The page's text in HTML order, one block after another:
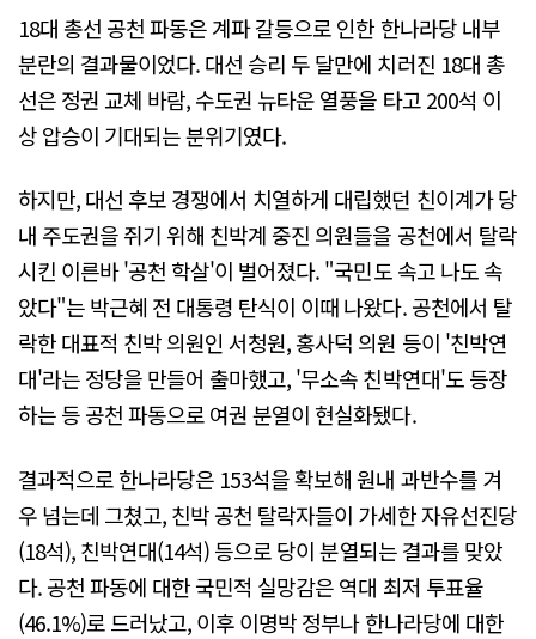
18대 총선 공천 파동은 계파 갈등으로 인한 한나라당 내부
분란의 결과물이었다. 대선 승리 두 달만에 치러진 18대 총
선은 정권 교체 바람, 수도권 뉴타운 열풍을 타고 200석 이
상 압승이 기대되는 분위기였다.
하지만, 대선 후보 경쟁에서 치열하게 대립했던 친이계가 당
내 주도권을 쥐기 위해 친박계 중진 의원들을 공천에서 탈락
시킨 이른바 '공천 학살'이 벌어졌다. "국민도 속고 나도 속
았다"는 박근혜 전 대통령 탄식이 이때 나왔다. 공천에서 탈
락한 대표적 친박 의원인 서청원, 홍사덕 의원 등이 '친박연
대'라는 정당을 만들어 출마했고, '무소속 친박연대'도 등장
하는 등 공천 파동으로 여권 분열이 현실화됐다.
결과적으로 한나라당은 153석을 확보해 원내 과반수를 겨
우 넘는데 그쳤고, 친박 공천 탈락자들이 가세한 자유선진당
(18석), 친박연대(14석) 등으로 당이 분열되는 결과를 맞았
다. 공천 파동에 대한 국민적 실망감은 역대 최저 투표율
(46.1%)로 드러났고, 이후 이명박 정부나 한나라당에 대한